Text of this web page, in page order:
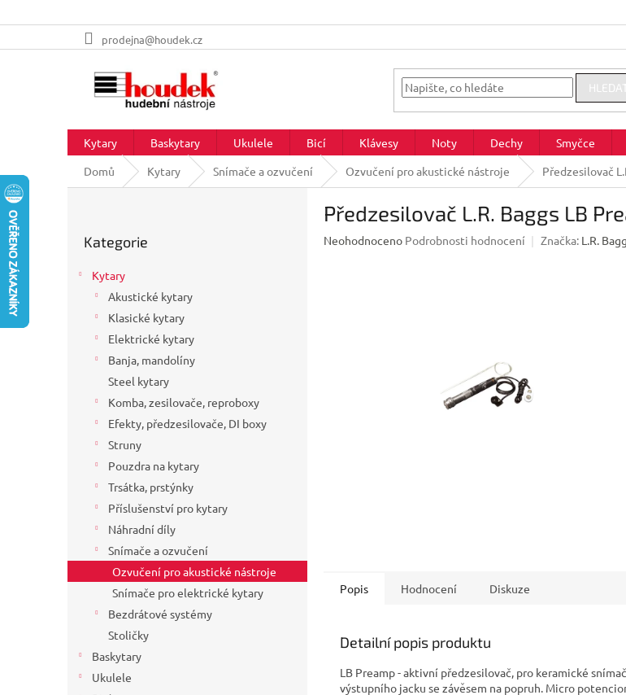
na
prodejna@houdek.cz
HLEDAT
Kytary Baskytary Ukulele Bicí Klávesy Noty Dechy Smyčce
Domů
Kytary Snímače a ozvučení Ozvučení pro akustické nástroje Předzesilovač
kategorie
Kategorie
Kytary
Akustické kytary
Klasické kytary
Elektrické kytary
Banja, mandolíny
Steel kytary
Komba, zesilovače, reproboxy
Efekty, předzesilovače, DI boxy
Struny
Pouzdra na kytary
Trsátka, prstýnky
Příslušenství pro kytary
Náhradní díly
Snímače a ozvučení
Ozvučení pro akustické nástroje
Snímače pro elektrické kytary
Bezdrátové systémy
Stoličky
Baskytary
Ukulele
Předzesilovač L.R. Baggs LB
Průměrné
Neohodnoceno Podrobnosti hodnocení Značka: L.R.
Popis Hodnocení Diskuze
Detailní popis produktu
LB Preamp - aktivní předzesilovač, pro keramické
výstupního jacku se závěsem na popruh. Micro